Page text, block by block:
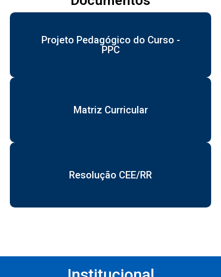
Projeto Pedagógico do Curso -
PPC
Matriz Curricular
Resolução CEE/RR